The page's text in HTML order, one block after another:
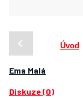
Úvod
Ema Malá
Diskuze (0)